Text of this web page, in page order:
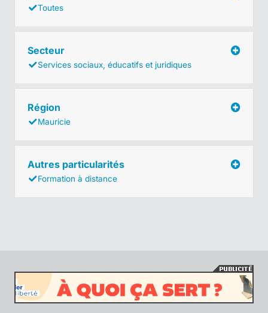
Toutes
Secteur
Services sociaux, éducatifs et juridiques
Région
Mauricie
Autres particularités
Formation à distance